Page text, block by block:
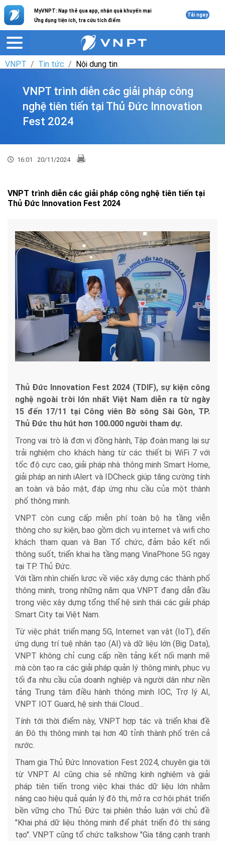
MyVNPT: Nạp thẻ qua app, nhận quà khuyến mại
Ứng dụng tiện ích, tra cứu tích điểm
Tải ngay
VNPT Tin tức Nội dung tin
VNPT trình diễn các giải pháp công
nghệ tiên tiến tại Thủ Đức Innovation
Fest 2024
16:01 20/11/2024
VNPT trình diễn các giải pháp công nghệ tiên tiến tại
Thủ Đức Innovation Fest 2024
Thủ Đức Innovation Fest 2024 (TDIF), sự kiện công
nghệ ngoài trời lớn nhất Việt Nam diễn ra từ ngày
15 đến 17/11 tại Công viên Bờ sông Sài Gòn, TP.
Thủ Đức thu hút hơn 100.000 người tham dự.
Trong vai trò là đơn vị đồng hành, Tập đoàn mang lại sự
trải nghiệm cho khách hàng từ các thiết bị WiFi 7 với
tốc độ cực cao, giải pháp nhà thông minh Smart Home,
giải pháp an ninh iAlert và IDCheck giúp tăng cường tính
an toàn và bảo mật, đáp ứng nhu cầu của một thành
phố thông minh.
VNPT còn cung cấp miễn phí toàn bộ hạ tầng viễn
thông cho sự kiện, bao gồm dịch vụ internet và wifi cho
khách tham quan và Ban Tổ chức, đảm bảo kết nối
thông suốt, triển khai hạ tầng mạng VinaPhone 5G ngay
tại TP. Thủ Đức.
Với tầm nhìn chiến lược về việc xây dựng các thành phố
thông minh, trong những năm qua VNPT đang dẫn đầu
trong việc xây dựng tổng thể hệ sinh thái các giải pháp
Smart City tại Việt Nam.
Từ việc phát triển mạng 5G, Internet vạn vật (IoT), đến
ứng dụng trí tuệ nhân tạo (AI) và dữ liệu lớn (Big Data),
VNPT không chỉ cung cấp nền tảng kết nối mạnh mẽ
mà còn tạo ra các giải pháp quản lý thông minh, phục vụ
tối đa nhu cầu của doanh nghiệp và người dân như nền
tảng Trung tâm điều hành thông minh IOC, Trợ lý AI,
VNPT IOT Guard, hệ sinh thái Cloud...
Tính tới thời điểm này, VNPT hợp tác và triển khai đề
án Đô thị thông minh tại hơn 40 tỉnh thành phố trên cả
nước.
Tham gia Thủ Đức Innovation Fest 2024, chuyên gia tới
từ VNPT AI cũng chia sẻ những kinh nghiệm và giải
pháp tiên tiến trong việc khai thác dữ liệu lớn nhằm
nâng cao hiệu quả quản lý đô thị, mở ra cơ hội phát triển
bền vững cho Thủ Đức tại phiên thảo luận với chủ đề
"Khai phá dữ liệu thông minh để phát triển đô thị sáng
tạo". VNPT cũng tổ chức talkshow "Gia tăng cạnh tranh